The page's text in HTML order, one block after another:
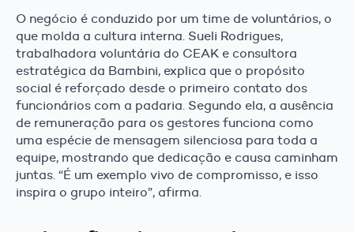
O negócio é conduzido por um time de voluntários, o
que molda a cultura interna. Sueli Rodrigues,
trabalhadora voluntária do CEAK e consultora
estratégica da Bambini, explica que o propósito
social é reforçado desde o primeiro contato dos
funcionários com a padaria. Segundo ela, a ausência
de remuneração para os gestores funciona como
uma espécie de mensagem silenciosa para toda a
equipe, mostrando que dedicação e causa caminham
juntas. “É um exemplo vivo de compromisso, e isso
inspira o grupo inteiro”, afirma.